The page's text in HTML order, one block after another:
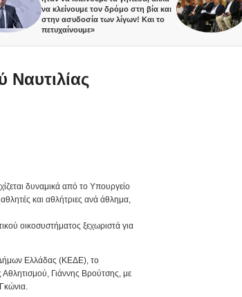
να κλείνουμε τον δρόμο στη βία και
στην ασυδοσία των λίγων! Και το
πετυχαίνουμε»
του
δυναμικά από το Υπουργείο
και αθλήτριες ανά άθλημα,
οικοσυστήματος ξεχωριστά για
Ελλάδας (ΚΕΔΕ), το
Γιάννης Βρούτσης, με